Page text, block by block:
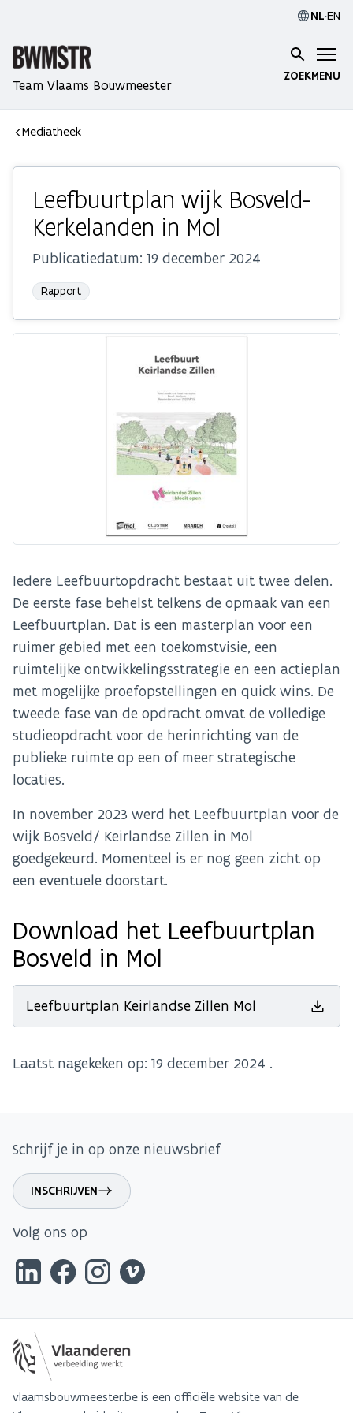
NL·EN
Team Vlaams Bouwmeester
ZOEKMENU
Mediatheek
Leefbuurtplan wijk Bosveld-
Kerkelanden in Mol
Publicatiedatum: 19 december 2024
Rapport
Iedere Leefbuurtopdracht bestaat uit twee delen.
De eerste fase behelst telkens de opmaak van een
Leefbuurtplan. Dat is een masterplan voor een
ruimer gebied met een toekomstvisie, een
ruimtelijke ontwikkelingsstrategie en een actieplan
met mogelijke proefopstellingen en quick wins. De
tweede fase van de opdracht omvat de volledige
studieopdracht voor de herinrichting van de
publieke ruimte op een of meer strategische
locaties.
In november 2023 werd het Leefbuurtplan voor de
wijk Bosveld/ Keirlandse Zillen in Mol
goedgekeurd. Momenteel is er nog geen zicht op
een eventuele doorstart.
Download het Leefbuurtplan
Bosveld in Mol
Leefbuurtplan Keirlandse Zillen Mol
Laatst nagekeken op: 19 december 2024 .
Schrijf je in op onze nieuwsbrief
INSCHRIJVEN
Volg ons op
vlaamsbouwmeester.be is een officiële website van de